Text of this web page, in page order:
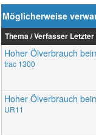
Möglicherweise
Thema / Verfasser
Hoher Ölverbrauch
trac 1300
Hoher Ölverbrauch
UR11